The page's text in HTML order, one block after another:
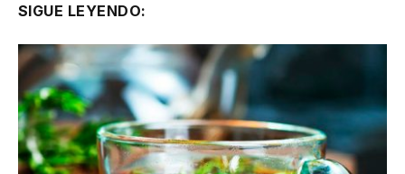
SIGUE LEYENDO: